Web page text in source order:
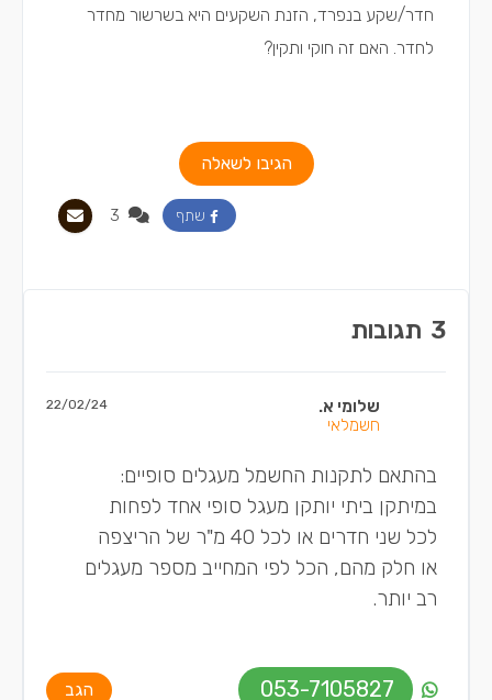
חדר/שקע בנפרד, הזנת השקעים היא בשרשור מחדר
לחדר. האם זה חוקי ותקין?
הגיבו לשאלה
שתף
3 תגובות
שלומי א.
חשמלאי
22/02/24
בהתאם לתקנות החשמל מעגלים סופיים:
במיתקן ביתי יותקן מעגל סופי אחד לפחות
לכל שני חדרים או לכל 40 מ"ר של הריצפה
או חלק מהם, הכל לפי המחייב מספר מעגלים
רב יותר.
053-7105827 הגב